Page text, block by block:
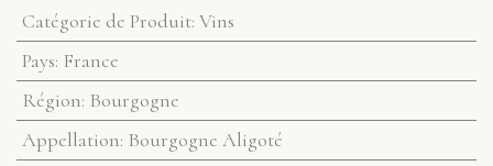
Catégorie de Produit: Vins
Pays: France
Région: Bourgogne
Appellation: Bourgogne Aligoté